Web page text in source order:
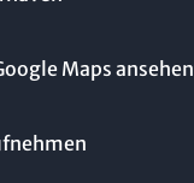
Maps ansehen